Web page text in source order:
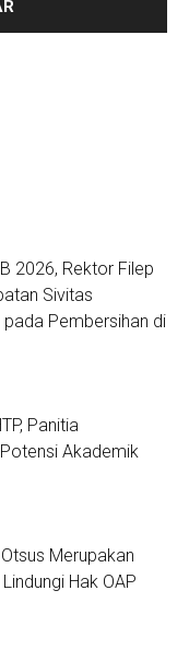
2026, Rektor Filep
Sivitas
Pembersihan di
Panitia
Akademik
Merupakan
Hak OAP